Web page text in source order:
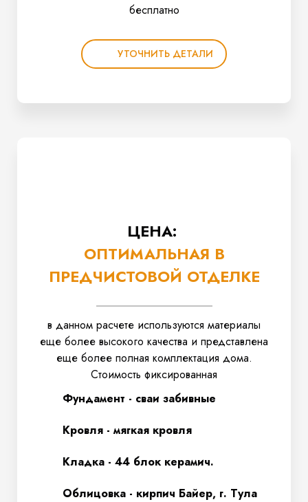
бесплатно
УТОЧНИТЬ ДЕТАЛИ
ЦЕНА:
ОПТИМАЛЬНАЯ В
ПРЕДЧИСТОВОЙ ОТДЕЛКЕ
в данном расчете используются материалы
еще более высокого качества и представлена
еще более полная комплектация дома.
Стоимость фиксированная
Фундамент - сваи забивные
Кровля - мягкая кровля
Кладка - 44 блок керамич.
Облицовка - кирпич Байер, г. Тула